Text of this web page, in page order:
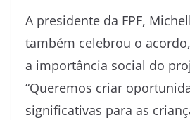
A presidente da FPF,
também celebrou o
a importância social do
“Queremos criar
significativas para as